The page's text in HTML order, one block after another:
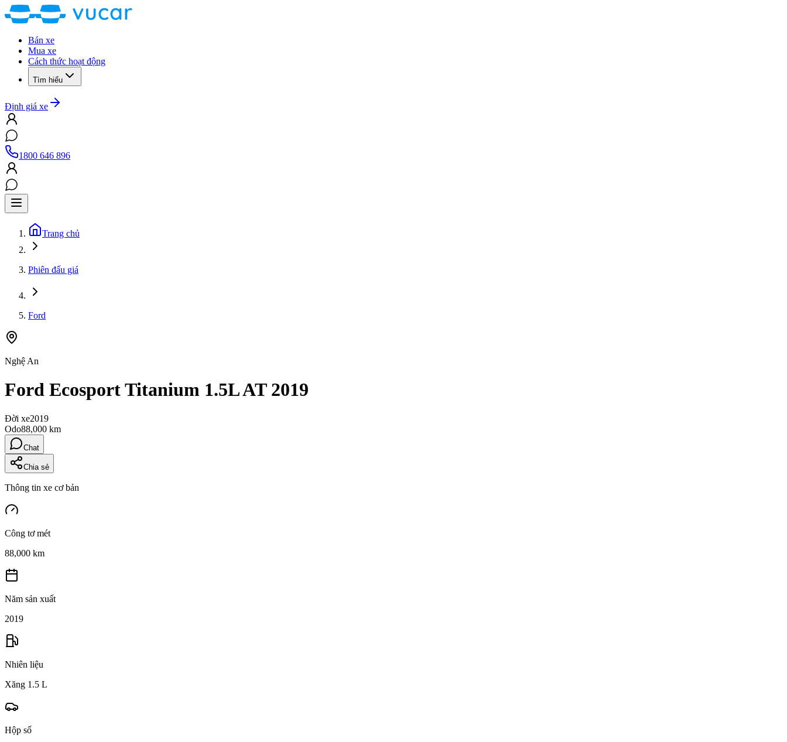
Bán xe
Mua xe
Cách thức hoạt động
Tìm hiểu
Định giá xe
1800 646 896
Trang chủ
Phiên đấu giá
Ford
Nghệ An
Ford Ecosport Titanium 1.5L AT 2019
Đời xe2019
Odo88,000 km
Chat
Chia sẻ
Thông tin xe cơ bản
Công tơ mét
88,000 km
Năm sản xuất
2019
Nhiên liệu
Xăng 1.5 L
Hộp số